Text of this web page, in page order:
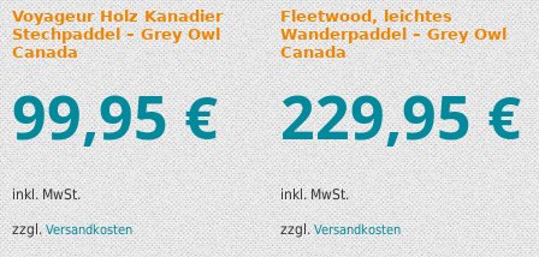
Voyageur Holz Kanadier
Stechpaddel – Grey Owl
Canada
99,95€
inkl. MwSt.
zzgl.Versandkosten
Fleetwood, leichtes
Wanderpaddel – Grey Owl
Canada
229,95€
inkl. MwSt.
zzgl.Versandkosten